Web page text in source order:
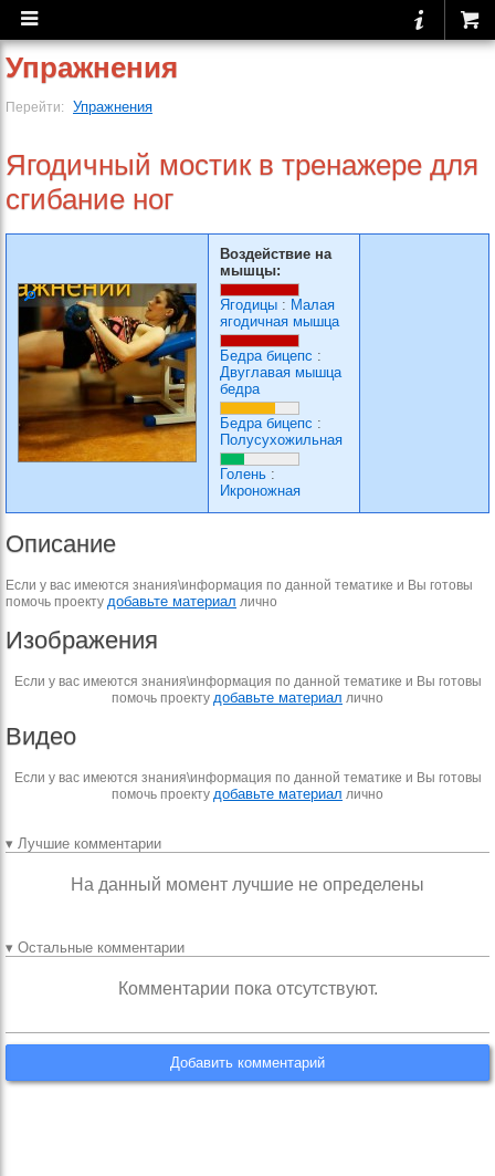
Упражнения
Перейти: Упражнения
Ягодичный мостик в тренажере для
сгибание ног
Воздействие на
мышцы:
Ягодицы : Малая
ягодичная мышца
Бедра бицепс :
Двуглавая мышца
бедра
Бедра бицепс :
Полусухожильная
Голень :
Икроножная
Описание
Если у вас имеются знания\информация по данной тематике и Вы готовы
помочь проекту добавьте материал лично
Изображения
Если у вас имеются знания\информация по данной тематике и Вы готовы
помочь проекту добавьте материал лично
Видео
Если у вас имеются знания\информация по данной тематике и Вы готовы
помочь проекту добавьте материал лично
▾ Лучшие комментарии
На данный момент лучшие не определены
▾ Остальные комментарии
Комментарии пока отсутствуют.
Добавить комментарий